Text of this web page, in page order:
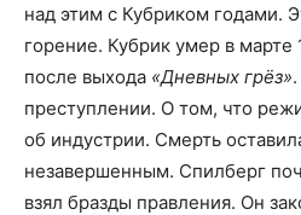
над этим с Кубриком годами.
горение. Кубрик умер в
после выхода «Дневных грёз»
преступлении. О том, что
об индустрии. Смерть
незавершенным. Спилберг
взял бразды правления. Он